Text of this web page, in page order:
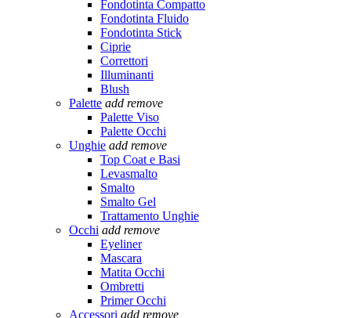
Fondotinta Compatto
Fondotinta Fluido
Fondotinta Stick
Ciprie
Correttori
Illuminanti
Blush
Palette add remove
Palette Viso
Palette Occhi
Unghie add remove
Top Coat e Basi
Levasmalto
Smalto
Smalto Gel
Trattamento Unghie
Occhi add remove
Eyeliner
Mascara
Matita Occhi
Ombretti
Primer Occhi
Accessori add remove